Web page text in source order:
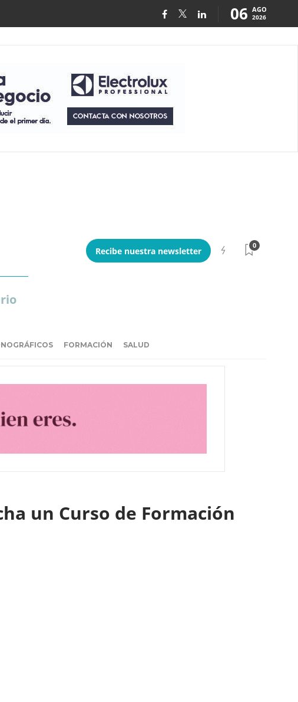
06 AGO
2026
Recibe nuestra newsletter
0
FORMACIÓN SALUD
un Curso de Formación